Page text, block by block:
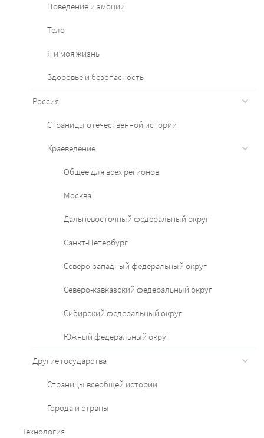
Поведение и эмоции
Тело
Я и моя жизнь
Здоровье и безопасность
Россия
Страницы отечественной истории
Краеведение
Общее для всех регионов
Москва
Дальневосточный федеральный округ
Санкт-Петербург
Северо-западный федеральный округ
Северо-кавказский федеральный округ
Сибирский федеральный округ
Южный федеральный округ
Другие государства
Страницы всеобщей истории
Города и страны
Технология